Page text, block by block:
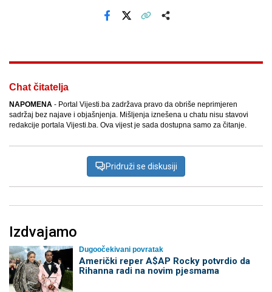
Chat čitatelja
NAPOMENA - Portal Vijesti.ba zadržava pravo da obriše neprimjeren
sadržaj bez najave i objašnjenja. Mišljenja iznešena u chatu nisu stavovi
redakcije portala Vijesti.ba. Ova vijest je sada dostupna samo za čitanje.
Pridruži se diskusiji
Izdvajamo
Dugoočekivani povratak
Američki reper A$AP Rocky potvrdio da
Rihanna radi na novim pjesmama